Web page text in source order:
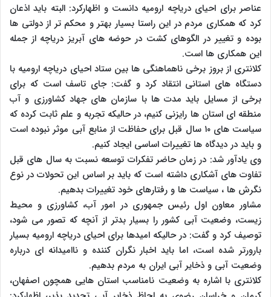
عناصر برای احیای دریاچه ارومیه دانست و اظهارکرد: البته باید اذعان
کرد که همکاری مردم در این راستا بسیار بهتر و محکم تر از دولتی ها
بوده و تغییر در الگوهای کشت در حوضه های آبریز دریاچه از جمله
این همکاری ها است.
کلانتری از بروز برخی ناهماهنگی ها بین ستاد احیای دریاچه ارومیه با
دستگاه های استانی انتقاد کرد و گفت: جای تاسف است که برای
برخی از مسایل باید مدت ها با سازمان های جهاد کشاورزی و آب
منطقه ای استان ها رایزنی کنیم، در حالیکه تجربه و علم ثابت کرده که
سیاست های ۱۰ سال قبل برای حفاظت از منابع آبی موثر نبوده است
و باید در دیدگاه ها تغییرات اساسی ایجاد کنیم.
وی یادآور شد: در زمان حاضر تفکرات توسعه نسبت به سال های قبل
تفاوت های آشکاری داشته است که باید بر اساس این تحولات در نوع
نگرش ها ، سیاست ها و رفتارهای خود تغییرات بدهیم.
مشاور معاون اول رئیس جمهوری در امور آب، کشاورزی و محیط
زیست، وضعیت آبی کشور را بسیار بدتر از آنچه که تصور می شود،
توصیف کرد و گفت: در حالیکه امیدها برای احیای دریاچه ارومیه بسیار
بارورتر شده است، اما باید اخبار نگران کننده و ناامیدانه ای درباره
وضعیت آبی و ذخایر آبی ایران به مردم بدهیم.
کلانتری با اشاره به وضعیت نامناسب استان هایی همچون اصفهان،